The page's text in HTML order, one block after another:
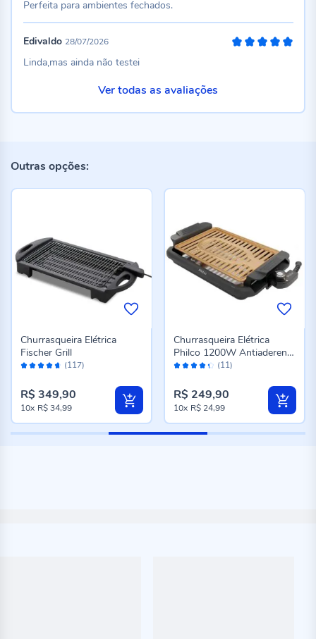
Perfeita para ambientes fechados.
Edivaldo 28/07/2026
Linda,mas ainda não testei
Ver todas as avaliações
Outras opções:
Avaliação: (117)
Churrasqueira Elétrica
Fischer Grill
R$ 349,90
10x R$ 34,99
Avaliação: (11)
Churrasqueira Elétrica
Philco 1200W Antiaderente
Gold PCQ10A
R$ 249,90
10x R$ 24,99